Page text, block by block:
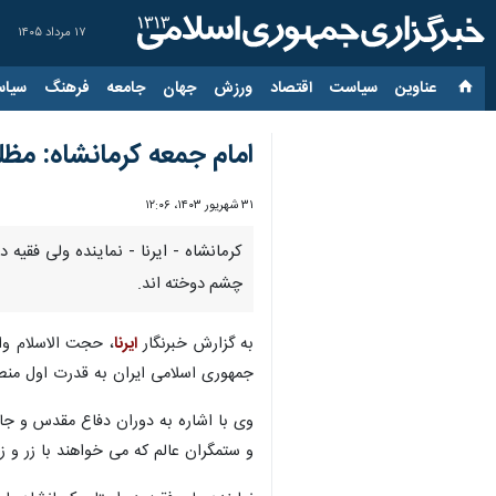
۱۷ مرداد ۱۴۰۵
عناوین‌ سیاست اقتصاد ورزش جهان جامعه فرهنگ
امام جمعه کرمانشاه:
۳۱ شهریور ۱۴۰۳، ۱۲:۰۶